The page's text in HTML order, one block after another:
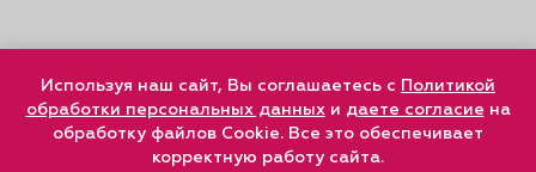
Используя наш сайт, Вы соглашаетесь с Политикой
обработки персональных данныхи даете согласие на
обработку файлов Cookie. Все это обеспечивает
корректную работу сайта.